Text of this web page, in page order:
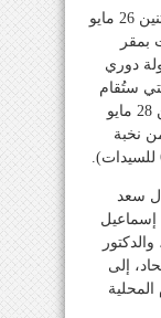
نظّم الاتحاد القطري لكرة السلة ظهر الإثنين 26 مايو
بمقر
دوري
تحت 23 سنة، والتي ستُقام
في صالة الاتحاد بالغرافة خلال الفترة من 28 مايو
12 منتخباً من نخبة
سعد
إسماعيل
المنتخبات الوطنية لكرة السلة 3×3، والدكتور
إلى